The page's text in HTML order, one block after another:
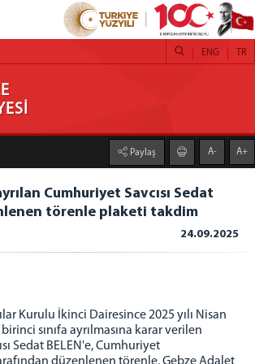
ADLİYESİ
Müdürlüğü
TR
ENG
Paylaş A- A+
Cumhuriyet Savcısı Sedat
törenle plaketi takdim
24.09.2025
Kurulu İkinci Dairesince 2025 yılı Nisan
sınıfa ayrılmasına karar verilen
Sedat BELEN'e, Cumhuriyet